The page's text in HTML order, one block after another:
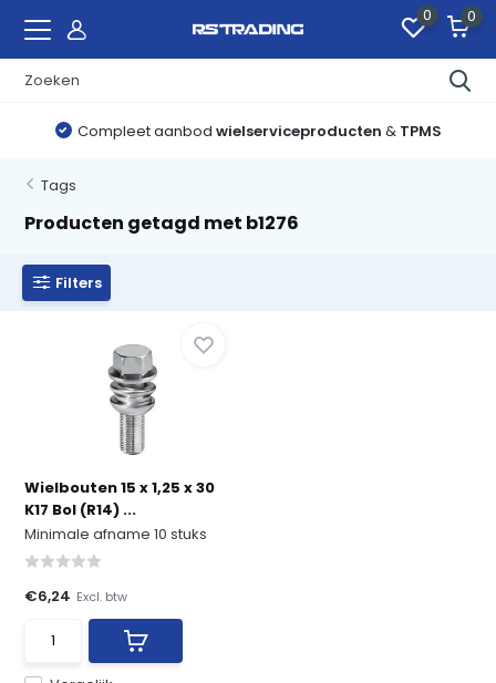
0 0
Compleet aanbod wielserviceproducten & TPMS
Tags
Producten getagd met b1276
Filters
Wielbouten 15 x 1,25 x 30
K17 Bol (R14) ...
Minimale afname 10 stuks
€6,24 Excl. btw